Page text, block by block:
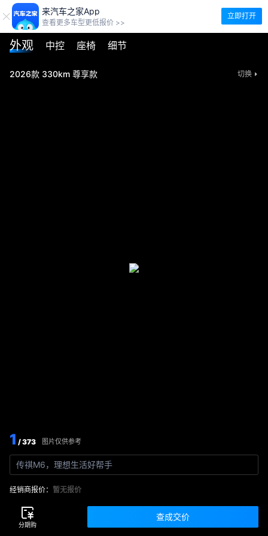
来汽车之家App
查看更多车型更低报价 >>
立即打开
外观 中控 座椅 细节
2026款 330km 尊享款 切换
1 / 373 图片仅供参考
传祺M6，理想生活好帮手
经销商报价： 暂无报价
查成交价